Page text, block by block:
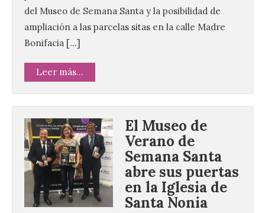
del Museo de Semana Santa y la posibilidad de
ampliación a las parcelas sitas en la calle Madre
Bonifacia […]
Leer más...
El Museo de
Verano de
Semana Santa
abre sus puertas
en la Iglesia de
Santa Nonia